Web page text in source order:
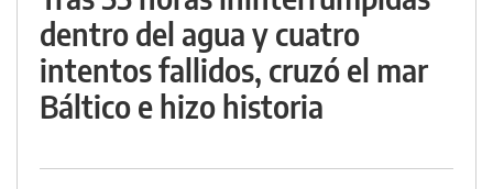
dentro del agua y cuatro
intentos fallidos, cruzó el mar
Báltico e hizo historia